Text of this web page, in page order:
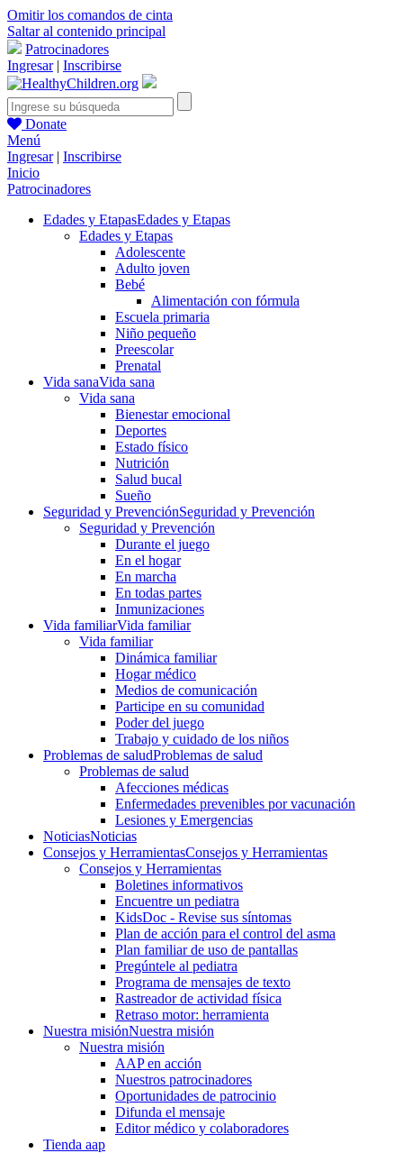
Omitir los comandos de cinta
Saltar al contenido principal
Patrocinadores
Ingresar| Inscribirse
Donate
Menú
Ingresar| Inscribirse
Inicio
Patrocinadores
Edades y EtapasEdades y Etapas
Edades y Etapas
Adolescente
Adulto joven
Bebé
Alimentación con fórmula
Escuela primaria
Niño pequeño
Preescolar
Prenatal
Vida sanaVida sana
Vida sana
Bienestar emocional
Deportes
Estado físico
Nutrición
Salud bucal
Sueño
Seguridad y PrevenciónSeguridad y Prevención
Seguridad y Prevención
Durante el juego
En el hogar
En marcha
En todas partes
Inmunizaciones
Vida familiarVida familiar
Vida familiar
Dinámica familiar
Hogar médico
Medios de comunicación
Participe en su comunidad
Poder del juego
Trabajo y cuidado de los niños
Problemas de saludProblemas de salud
Problemas de salud
Afecciones médicas
Enfermedades prevenibles por vacunación
Lesiones y Emergencias
NoticiasNoticias
Consejos y HerramientasConsejos y Herramientas
Consejos y Herramientas
Boletines informativos
Encuentre un pediatra
KidsDoc - Revise sus síntomas
Plan de acción para el control del asma
Plan familiar de uso de pantallas
Pregúntele al pediatra
Programa de mensajes de texto
Rastre​​ador de activida​d física
Retraso motor: herramienta
Nuestra misiónNuestra misión
Nuestra misión
AAP en acción
Nuestros patrocinadores
Oportunidades de patrocinio
Difunda el mensaje
Editor médico y colaboradores
Tienda aap